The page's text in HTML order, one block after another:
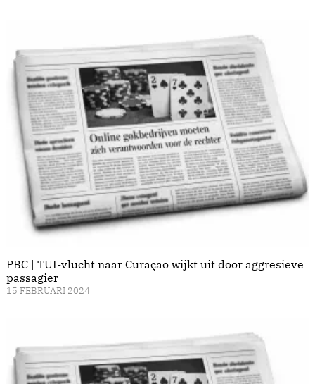
PBC | TUI-vlucht naar Curaçao wijkt uit door aggresieve
passagier
15 FEBRUARI 2024